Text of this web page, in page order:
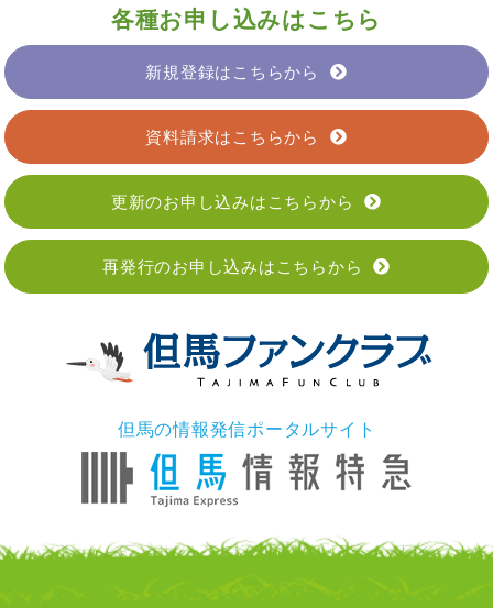
各種お申し込みはこちら
新規登録はこちらから
資料請求はこちらから
更新のお申し込みはこちらから
再発行のお申し込みはこちらから
但馬の情報発信ポータルサイト